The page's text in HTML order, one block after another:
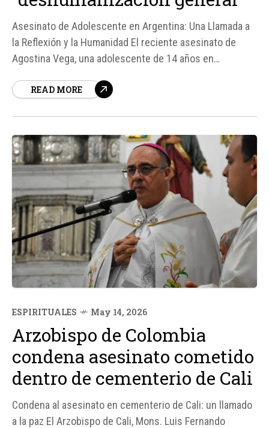
Asesinato de Adolescente en Argentina: Una Llamada a
la Reflexión y la Humanidad El reciente asesinato de
Agostina Vega, una adolescente de 14 años en
sociedad y ha llevado al Cardenal Ángel Rossi, Arzobispo
READ MORE
ESPIRITUALES May 14, 2026
Arzobispo de Colombia
condena asesinato cometido
dentro de cementerio de Cali
Condena al asesinato en cementerio de Cali: un llamado
a la paz El Arzobispo de Cali, Mons. Luis Fernando